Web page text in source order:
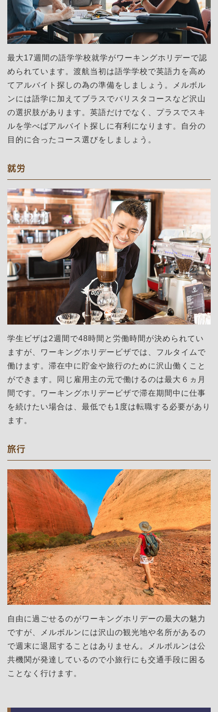
最大17週間の語学学校就学がワーキングホリデーで認
められています。渡航当初は語学学校で英語力を高め
てアルバイト探しの為の準備をしましょう。メルボル
ンには語学に加えてブラスでバリスタコースなど沢山
の選択肢があります。英語だけでなく、プラスでスキ
ルを学べばアルバイト探しに有利になります。自分の
目的に合ったコース選びをしましょう。
就労
学生ビザは2週間で48時間と労働時間が決められてい
ますが、ワーキングホリデービザでは、フルタイムで
働けます。滞在中に貯金や旅行のために沢山働くこと
ができます。同じ雇用主の元で働けるのは最大６ヵ月
間です。ワーキングホリデービザで滞在期間中に仕事
を続けたい場合は、最低でも1度は転職する必要があり
ます。
旅行
自由に過ごせるのがワーキングホリデーの最大の魅力
ですが、メルボルンには沢山の観光地や名所があるの
で週末に退屈することはありません。メルボルンは公
共機関が発達しているので小旅行にも交通手段に困る
ことなく行けます。